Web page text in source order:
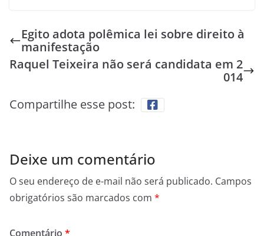
Egito adota polêmica lei sobre direito à
manifestação
Raquel Teixeira não será candidata em 2
014
Compartilhe esse post:
Deixe um comentário
O seu endereço de e-mail não será publicado. Campos
obrigatórios são marcados com *
Comentário *